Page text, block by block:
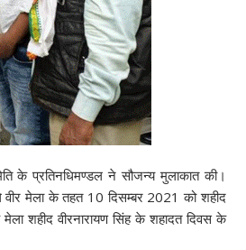
के प्रतिनधिमण्डल ने सौजन्य मुलाकात की।
वीर मेला के तहत 10 दिसम्बर 2021 को शहीद
मेला शहीद वीरनारायण सिंह के शहादत दिवस के